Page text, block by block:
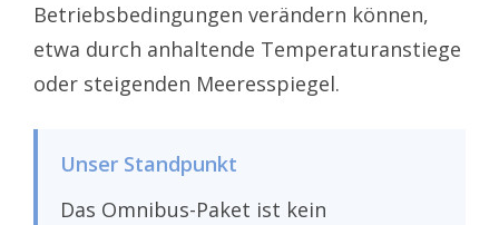
Betriebsbedingungen verändern können,
etwa durch anhaltende Temperaturanstiege
oder steigenden Meeresspiegel.
Unser Standpunkt
Das Omnibus-Paket ist kein